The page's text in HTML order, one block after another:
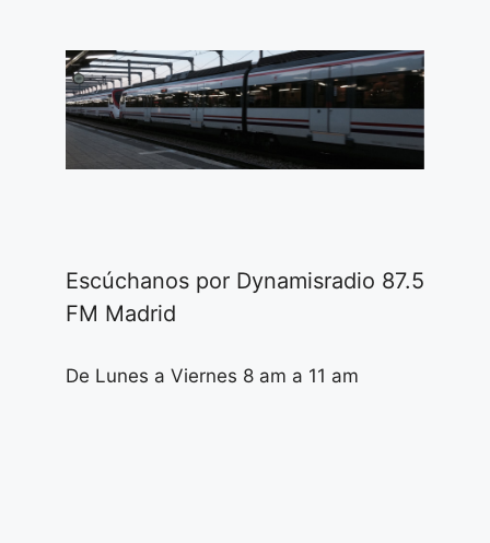
Escúchanos por Dynamisradio 87.5
FM Madrid
De Lunes a Viernes 8 am a 11 am